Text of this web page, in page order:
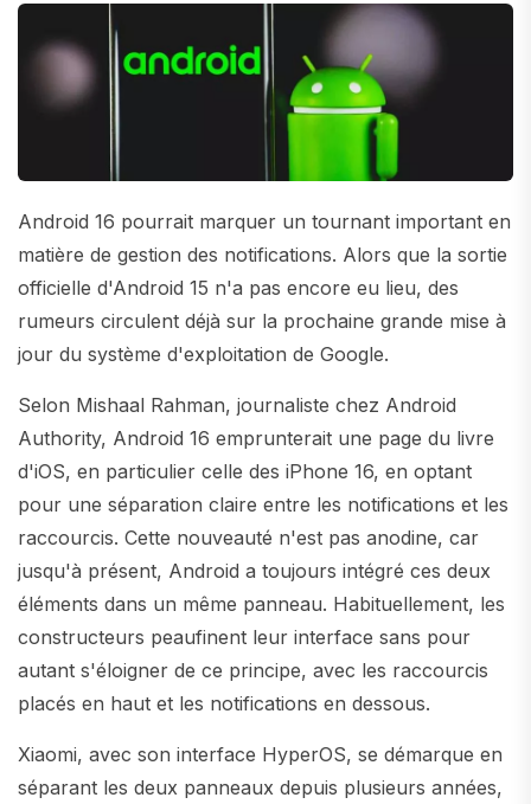
Android 16 pourrait marquer un tournant important en
matière de gestion des notifications. Alors que la sortie
officielle d'Android 15 n'a pas encore eu lieu, des
rumeurs circulent déjà sur la prochaine grande mise à
jour du système d'exploitation de Google.
Selon Mishaal Rahman, journaliste chez Android
Authority, Android 16 emprunterait une page du livre
d'iOS, en particulier celle des iPhone 16, en optant
pour une séparation claire entre les notifications et les
raccourcis. Cette nouveauté n'est pas anodine, car
jusqu'à présent, Android a toujours intégré ces deux
éléments dans un même panneau. Habituellement, les
constructeurs peaufinent leur interface sans pour
autant s'éloigner de ce principe, avec les raccourcis
placés en haut et les notifications en dessous.
Xiaomi, avec son interface HyperOS, se démarque en
séparant les deux panneaux depuis plusieurs années,